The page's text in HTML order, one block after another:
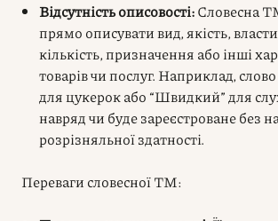
Відсутність описовості:Словесна
прямо описувати вид, якість,
кількість, призначення або інші
товарів чи послуг. Наприклад,
для цукерок або “Швидкий” для
навряд чи буде зареєстроване без
розрізняльної здатності.
Переваги словесної ТМ: